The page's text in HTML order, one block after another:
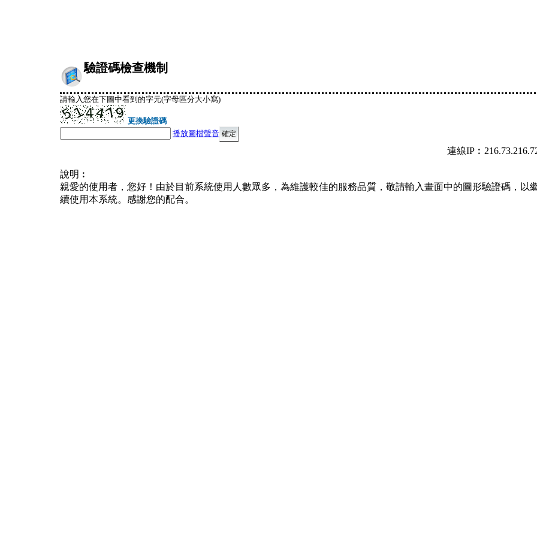
驗證碼檢查機制
請輸入您在下圖中看到的字元(字母區分大小寫)
更換驗證碼
播放圖檔聲音
連線
說明︰
親愛的使用者，您好！由於目前系統使用人數眾多，為維護較佳的服務品質，敬請輸入畫面中的圖形驗證碼，以
續使用本系統。感謝您的配合。